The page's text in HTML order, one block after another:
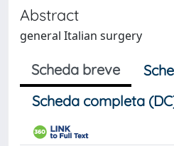
Abstract
general Italian surgery
Scheda breve
Scheda completa